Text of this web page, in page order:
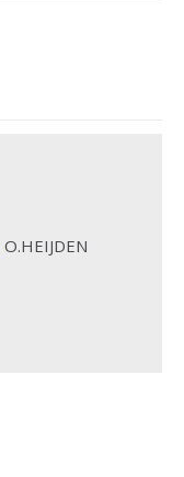
O.HEIJDEN